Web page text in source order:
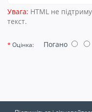
Увага: HTML не
текст.
Оцінка: Погано